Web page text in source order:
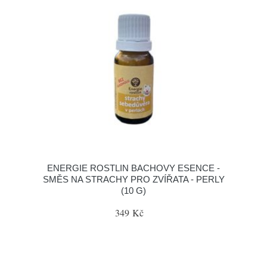
ENERGIE ROSTLIN BACHOVY ESENCE -
SMĚS NA STRACHY PRO ZVÍŘATA - PERLY
(10 G)
349 Kč